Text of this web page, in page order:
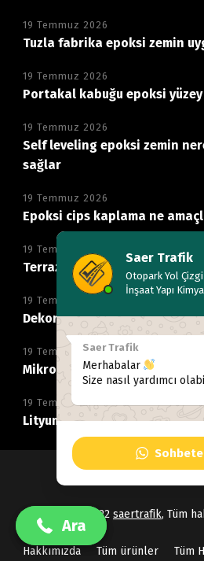
Saer Trafik
Otopark Yol
İnşaat Yapı
Saer Trafik
Merhabalar
Size nasıl yardımcı
19 Temmuz 2026
Tuzla fabrika epoksi zemin
19 Temmuz 2026
Portakal kabuğu epoksi
19 Temmuz 2026
Self leveling epoksi zemin
sağlar
19 Temmuz 2026
Epoksi cips kaplama ne
19 Temmuz 2026
Terrazzo zemin sistemleri
19 Temmuz 2026
Dekoratif mikro beton zemin
19 Temmuz 2026
Mikro beton kaplama hangi
19 Temmuz 2026
Lityum silikat ile beton
Copyright © 2022 saertrafik, Tüm
Hakkımızda Tüm ürünler Tüm
+90 532 489 38 55
Ara
+90 532 489 38 55
Ara